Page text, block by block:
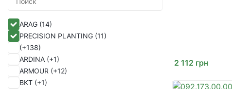
(1)
(1)
(1)
(1)
(1)
(1)
ARAG (14)
PRECISION PLANTING (11)
(+138)
ARDINA (+1)
ARMOUR (+12)
BKT (+1)
2 112 грн